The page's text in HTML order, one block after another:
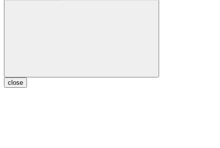
close